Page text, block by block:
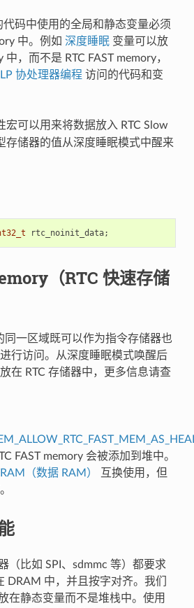
代码中使用的全局和静态变量必须
中。例如 深度睡眠变量可以放
，而不是 RTC FAST memory，
协处理器编程 访问的代码和变
宏可以用来将数据放入 RTC Slow
存储器的值从深度睡眠模式中醒来
rtc_noinit_data;
（RTC 快速存储
同一区域既可以作为指令存储器也
行访问。从深度睡眠模式唤醒后
在 RTC 存储器中，更多信息请查
FAST memory 会被添加到堆中。
（数据 RAM）
互换使用，但
（比如 SPI、sdmmc 等）都要求
DRAM 中，并且按字对齐。我们
在静态变量而不是堆栈中。使用